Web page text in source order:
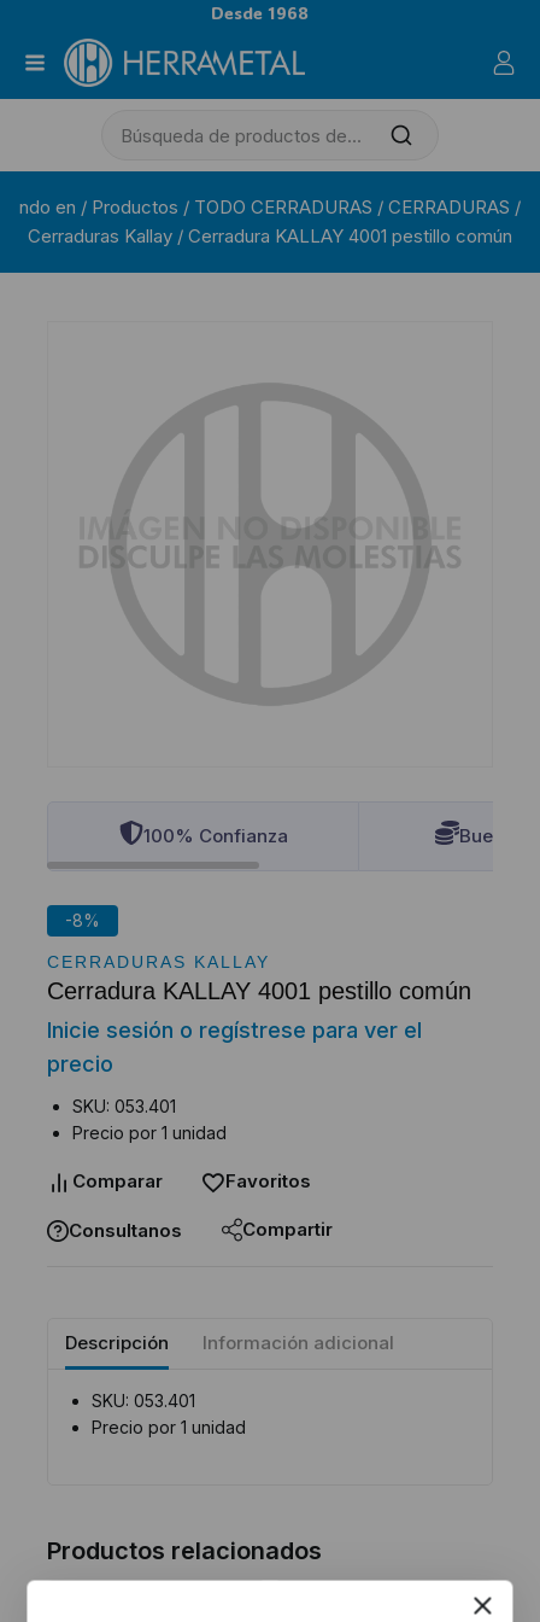
Desde 1968
ndo en / Productos / TODO CERRADURAS / CERRADURAS /
Cerraduras Kallay / Cerradura KALLAY 4001 pestillo común
100% Confianza Buenos
-8%
CERRADURAS KALLAY
Cerradura KALLAY 4001 pestillo común
Inicie sesión o regístrese para ver el
precio
SKU: 053.401
Precio por 1 unidad
Comparar Favoritos
Consultanos Compartir
Descripción Información adicional
SKU: 053.401
Precio por 1 unidad
Productos relacionados